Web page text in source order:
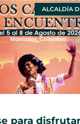
ALCALDÍA
para